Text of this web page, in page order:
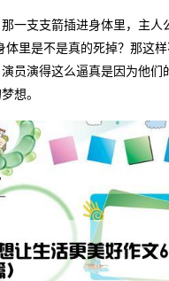
一支支箭插进身体里，主
体里是不是真的死掉？那这
员演得这么逼真是因为他
想。